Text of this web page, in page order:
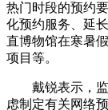
热门时段的预约
化预约服务、延
直博物馆在寒暑
项目等。
戴锐表示，监
虑制定有关网络